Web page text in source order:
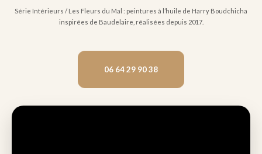
Série Intérieurs / Les Fleurs du Mal : peintures à l’huile de Harry Boudchicha
inspirées de Baudelaire, réalisées depuis 2017.
06 64 29 90 38